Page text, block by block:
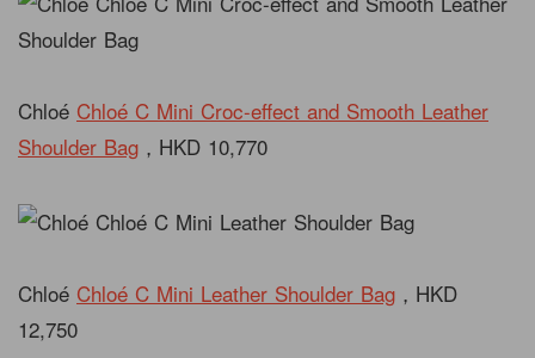
Chloé Chloé C Mini Croc-effect and Smooth Leather
Shoulder Bag ，HKD 10,770
Chloé Chloé C Mini Leather Shoulder Bag ，HKD
12,750